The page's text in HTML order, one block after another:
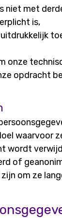
niet met
is,
onze
opdracht
waarvoor
wordt
of
om ze